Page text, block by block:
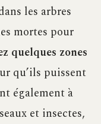
les arbres
mortes pour
quelques zones
qu’ils puissent
également à
et insectes,